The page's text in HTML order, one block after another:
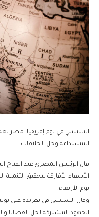
السيسي في يوم إفريقيا: مصر
المستدامة وحل الخلافات
قال الرئيس المصري عبد
يوم الأربعاء.
وقال السيسي في تغريدة على
الجهود المشتركة لحل القضايا